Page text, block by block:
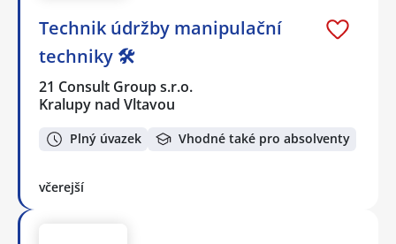
Technik údržby manipulační
techniky 🛠️
21 Consult Group s.r.o.
Kralupy nad Vltavou
Plný úvazek Vhodné také pro absolventy
včerejší